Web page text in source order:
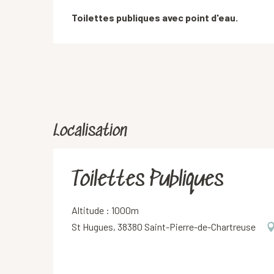
Description
Toilettes publiques avec point d'eau.
Localisation
Toilettes Publiques
Altitude : 1000m
St Hugues, 38380 Saint-Pierre-de-Chartreuse